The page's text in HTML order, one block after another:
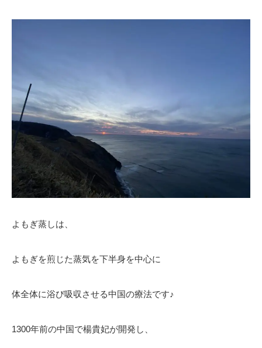
よもぎ蒸しは、
よもぎを煎じた蒸気を下半身を中心に
体全体に浴び吸収させる中国の療法です♪
1300年前の中国で楊貴妃が開発し、